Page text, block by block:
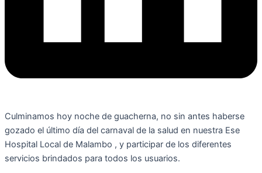
Culminamos hoy noche de guacherna, no sin antes haberse
gozado el último día del carnaval de la salud en nuestra Ese
Hospital Local de Malambo , y participar de los diferentes
servicios brindados para todos los usuarios.